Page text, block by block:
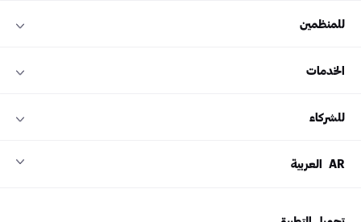
للمنظمين
الخدمات
للشركاء
AR العربية